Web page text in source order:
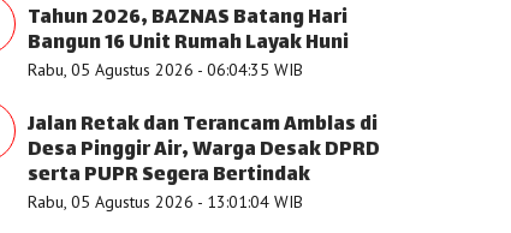
Tahun 2026, BAZNAS Batang Hari
Bangun 16 Unit Rumah Layak Huni
Rabu, 05 Agustus 2026 - 06:04:35 WIB
Jalan Retak dan Terancam Amblas di
Desa Pinggir Air, Warga Desak DPRD
serta PUPR Segera Bertindak
Rabu, 05 Agustus 2026 - 13:01:04 WIB